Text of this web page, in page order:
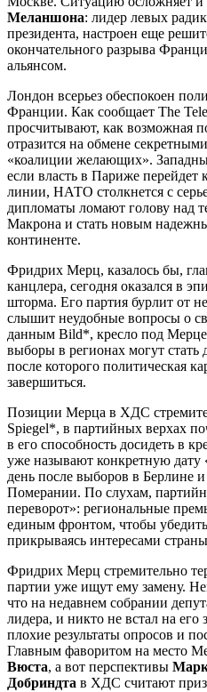
Меланшона: лидер левых
президента, настроен еще
окончательного разрыва
альянсом.
Лондон всерьез обеспокоен
Франции. Как сообщает The
просчитывают, как возможная
отразится на обмене
«коалиции желающих».
если власть в Париже перейдет
линии, НАТО столкнется с
дипломаты ломают голову над
Макрона и стать новым
континенте.
Фридрих Мерц, казалось бы,
канцлера, сегодня оказался в
шторма. Его партия бурлит от
слышит неудобные вопросы о
данным Bild*, кресло под
выборы в регионах могут
после которого политическая
завершиться.
Позиции Мерца в ХДС
Spiegel*, в партийных верхах
в его способность досидеть в
уже называют конкретную дату
день после выборов в Берлине
Померании. По слухам,
переворот»: региональные
единым фронтом, чтобы
прикрываясь интересами
Фридрих Мерц стремительно
партии уже ищут ему замену.
что на недавнем собрании
лидера, и никто не встал на
плохие результаты опросов и
Главным фаворитом на место
Вюста, а вот перспективы
Добриндта в ХДС считают